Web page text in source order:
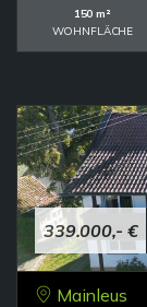
150 m²
WOHNFLÄCHE
339.000,- €
Mainleus